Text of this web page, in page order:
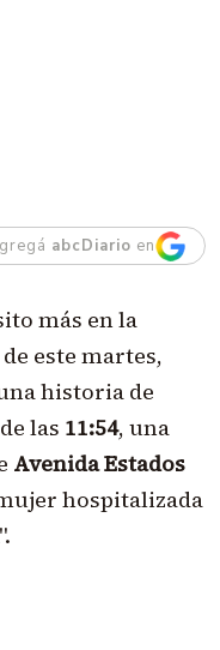
abcDiario en
más en la
este martes,
historia de
las 11:54, una
Avenida Estados
hospitalizada